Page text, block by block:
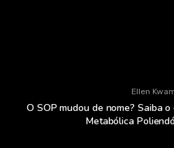
Ellen
O SOP mudou de nome? Saiba
Metabólica